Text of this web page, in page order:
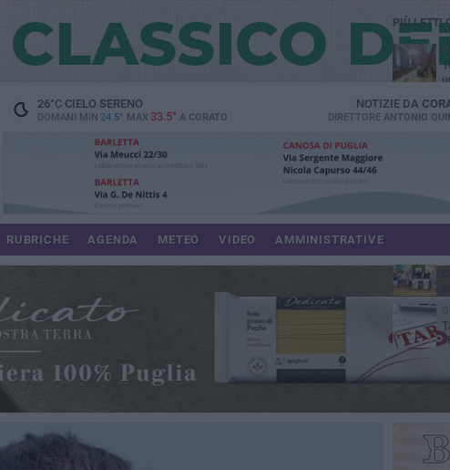
26°CCIELO SERENO
DOMANI MIN 24.5° MAX 33.5° A CORATO
NOTIZIE DA
DIRETTORE ANTONIO
RUBRICHE AGENDA METEO VIDEO AMMINISTRATIVE
PIÙ LETTI
imprese»